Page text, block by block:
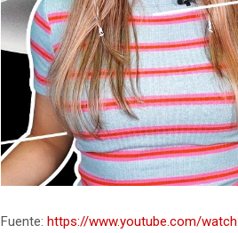
Fuente:https://www.youtube.com/